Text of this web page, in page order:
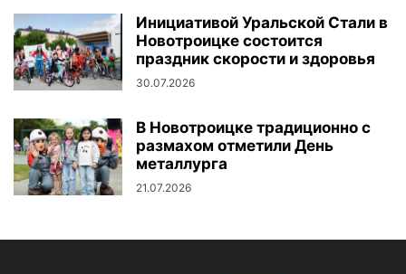
Инициативой Уральской Стали в
Новотроицке состоится
праздник скорости и здоровья
30.07.2026
В Новотроицке традиционно с
размахом отметили День
металлурга
21.07.2026